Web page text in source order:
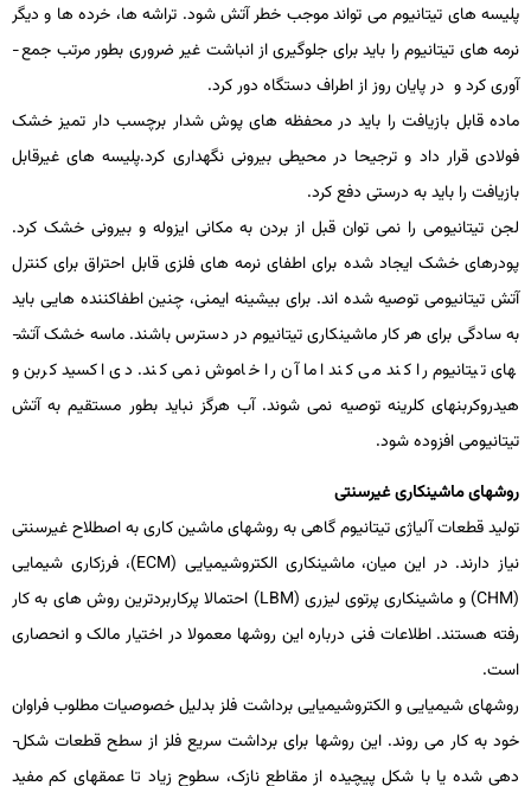
پلیسه های تیتانیوم می­ تواند موجب خطر آتش شود. تراشه ­ها، خرده­ ها و دیگر
نرمه ­های تیتانیوم را باید برای جلوگیری از انباشت غیر ضروری بطور مرتب جمع ­
آوری کرد و در پایان روز از اطراف دستگاه دور کرد.
ماده قابل بازیافت را باید در محفظه ­های پوش ش­دار برچسب دار تمیز خشک
فولادی قرار داد و ترجیحا در محیطی بیرونی نگهداری کرد.پلیسه های غیرقابل
بازیافت را باید به درستی دفع کرد.
لجن تیتانیومی را نمی­ توان قبل از بردن به مکانی ایزوله و بیرونی خشک کرد.
پودرهای خشک ایجاد شده برای اطفای نرمه ­های فلزی قابل احتراق برای کنترل
آتش تیتانیومی توصیه شده ­اند. برای بیشینه ایمنی، چنین اطفاکننده ­هایی باید
به سادگی برای هر کار ماشین­کاری تیتانیوم در دسترس باشند. ماسه خشک آتش­
های تیتانیوم را کند می­ کند اما آن را خاموش نمی­ کند. دی­ اکسید کربن و
هیدروکربن­های کلرینه توصیه نمی ­شوند. آب هرگز نباید بطور مستقیم به آتش
تیتانیومی افزوده شود.
روش­های ماشین­کاری غیرسنتی
تولید قطعات آلیاژی تیتانیوم گاهی به روش­های ماشین­ کاری به اصطلاح غیرسنتی
نیاز دارند. در این میان، ماشین­کاری الکتروشیمیایی (ECM)، فرزکاری شیمایی
(
CHM) و ماشین­کاری پرتوی لیزری (LBM) احتمالا پرکاربردترین روش­ های به کار
رفته هستند. اطلاعات فنی درباره این روش­ها معمولا در اختیار مالک و انحصاری
است.
روش­های شیمیایی و الکتروشیمیایی برداشت فلز بدلیل خصوصیات مطلوب فراوان
خود به کار می­ روند. این روش­ها برای برداشت سریع فلز از سطح قطعات شکل­
دهی ­شده یا با شکل پیچیده از مقاطع نازک، سطوح زیاد تا عمق­های کم مفید